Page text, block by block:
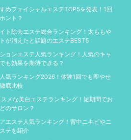
めフェイシャルエステTOP5を発表！1回
ント？
ト除去エステ総合ランキング！太ももや
が消えたと話題のエステBEST5
ョンエステ人気ランキング！人気のキャ
も効果を期待できる？
気ランキング2026！体験1回でも即やせ
底比較
スメな美白エステランキング！短期間でお
のサロン？
エステ人気ランキング！背中ニキビやニ
テを紹介